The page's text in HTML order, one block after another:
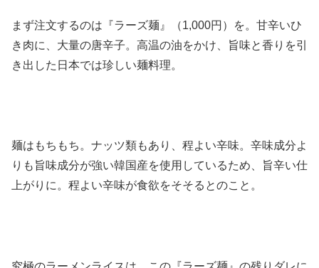
まず注文するのは『ラーズ麺』（1,000円）を。甘辛いひ
き肉に、大量の唐辛子。高温の油をかけ、旨味と香りを引
き出した日本では珍しい麺料理。
麺はもちもち。ナッツ類もあり、程よい辛味。辛味成分よ
りも旨味成分が強い韓国産を使用しているため、旨辛い仕
上がりに。程よい辛味が食欲をそそるとのこと。